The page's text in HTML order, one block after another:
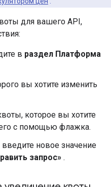
для вашего API,
в раздел Платформа
вы хотите изменить
которое вы хотите
с помощью флажка.
введите новое значение
запрос» .